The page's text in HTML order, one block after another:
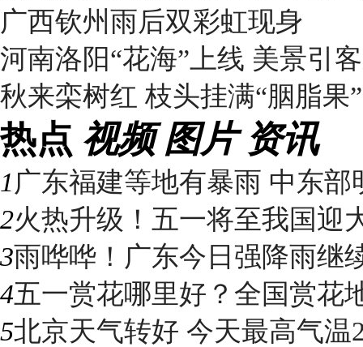
广西钦州雨后双彩虹现身
河南洛阳“花海”上线 美景引
秋来栾树红 枝头挂满“胭脂果”
热点 视频 图片 资讯
1 广东福建等地有暴雨 中东部
2火热升级！五一将至我国迎
3雨哗哗！广东今日强降雨继
4五一赏花哪里好？全国赏花
5北京天气转好 今天最高气